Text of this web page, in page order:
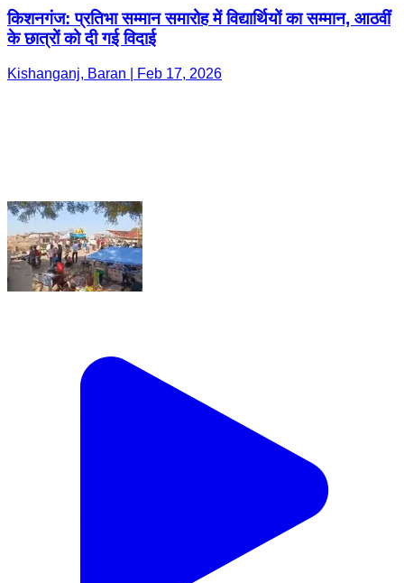
किशनगंज: प्रतिभा सम्मान समारोह में विद्यार्थियों का सम्मान, आठवीं
के छात्रों को दी गई विदाई
Kishanganj, Baran | Feb 17, 2026